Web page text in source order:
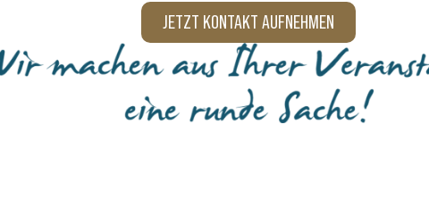
JETZT KONTAKT AUFNEHMEN